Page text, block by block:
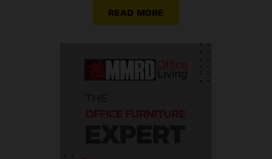
READ MORE